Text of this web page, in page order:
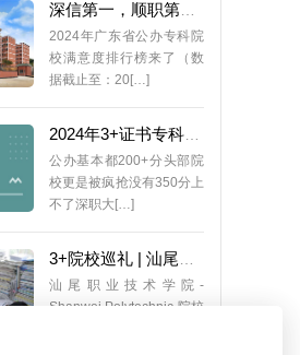
2024年广东省公办专科院
校满意度排行榜来了（数
据截止至：20[…]
公办基本都200+分头部院
校更是被疯抢没有350分上
不了深职大[…]
汕尾职业技术学院-
Shanwei Polytechnic-院校